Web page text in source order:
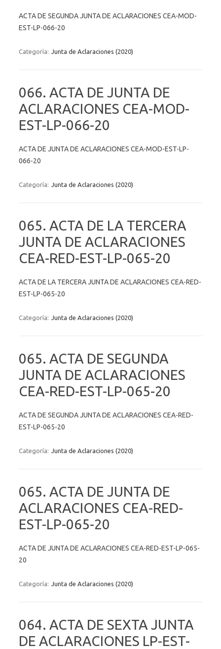
ACTA DE SEGUNDA JUNTA DE ACLARACIONES CEA-MOD-
EST-LP-066-20
Categoría: Junta de Aclaraciones (2020)
066. ACTA DE JUNTA DE
ACLARACIONES CEA-MOD-
EST-LP-066-20
ACTA DE JUNTA DE ACLARACIONES CEA-MOD-EST-LP-
066-20
Categoría: Junta de Aclaraciones (2020)
065. ACTA DE LA TERCERA
JUNTA DE ACLARACIONES
CEA-RED-EST-LP-065-20
ACTA DE LA TERCERA JUNTA DE ACLARACIONES CEA-RED-
EST-LP-065-20
Categoría: Junta de Aclaraciones (2020)
065. ACTA DE SEGUNDA
JUNTA DE ACLARACIONES
CEA-RED-EST-LP-065-20
ACTA DE SEGUNDA JUNTA DE ACLARACIONES CEA-RED-
EST-LP-065-20
Categoría: Junta de Aclaraciones (2020)
065. ACTA DE JUNTA DE
ACLARACIONES CEA-RED-
EST-LP-065-20
ACTA DE JUNTA DE ACLARACIONES CEA-RED-EST-LP-065-
20
Categoría: Junta de Aclaraciones (2020)
064. ACTA DE SEXTA JUNTA
DE ACLARACIONES LP-EST-